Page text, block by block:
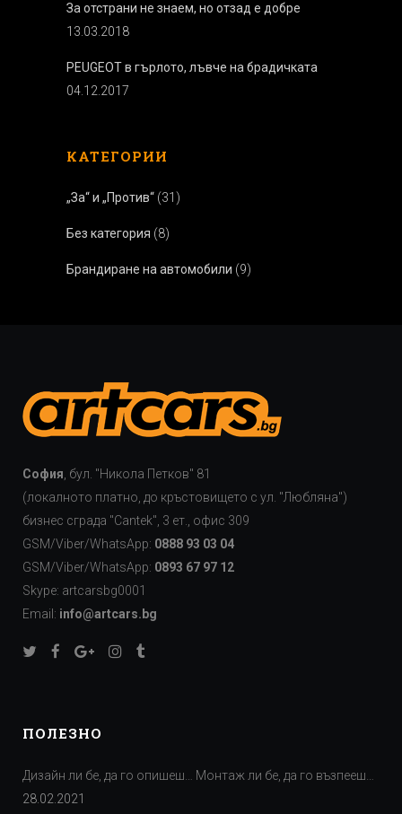
За отстрани не знаем, но отзад е добре
13.03.2018
PEUGEOT в гърлото, лъвче на брадичката
04.12.2017
КАТЕГОРИИ
„За“ и „Против“ (31)
Без категория (8)
Брандиране на автомобили (9)
София , бул. "Никола Петков" 81
(локалното платно, до кръстовището с ул. "Любляна")
бизнес сграда "Cаntek", 3 ет., офис 309
GSM/Viber/WhatsApp: 0888 93 03 04
GSM/Viber/WhatsApp: 0893 67 97 12
Skype: artcarsbg0001
Email: info@artcars.bg
ПОЛЕЗНО
Дизайн ли бе, да го опишеш… Монтаж ли бе, да го възпееш…
28.02.2021